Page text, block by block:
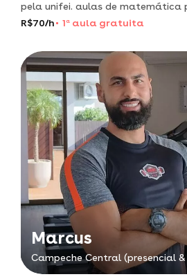
pela unifei. aulas de matemática
fundamental, médio e pré-
R$70/h 1 a aula gratuita
Marcus
Campeche Central (presencial &